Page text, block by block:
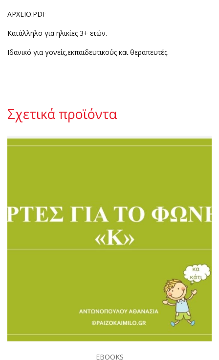
ΑΡΧΕΙΟ:PDF
Κατάλληλο για ηλικίες 3+ ετών.
Ιδανικό για γονείς,εκπαιδευτικούς και θεραπευτές.
Σχετικά προϊόντα
EBOOKS